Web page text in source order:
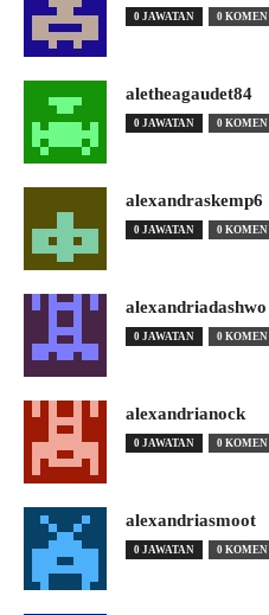
0 JAWATAN 0 KOMEN
aletheagaudet84
0 JAWATAN 0 KOMEN
alexandraskemp6
0 JAWATAN 0 KOMEN
alexandriadashwo
0 JAWATAN 0 KOMEN
alexandrianock
0 JAWATAN 0 KOMEN
alexandriasmoot
0 JAWATAN 0 KOMEN